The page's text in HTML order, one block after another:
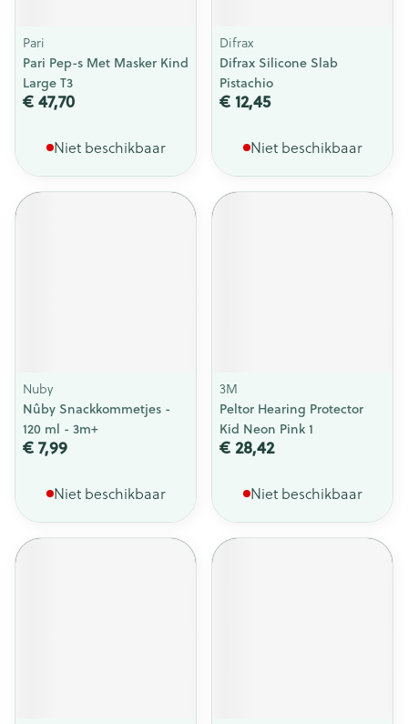
Pari
Pari Pep-s Met Masker Kind
Large T3
€ 47,70
Niet beschikbaar
Difrax
Difrax Silicone Slab
Pistachio
€ 12,45
Niet beschikbaar
Nuby
Nûby Snackkommetjes -
120 ml - 3m+
€ 7,99
Niet beschikbaar
3M
Peltor Hearing Protector
Kid Neon Pink 1
€ 28,42
Niet beschikbaar